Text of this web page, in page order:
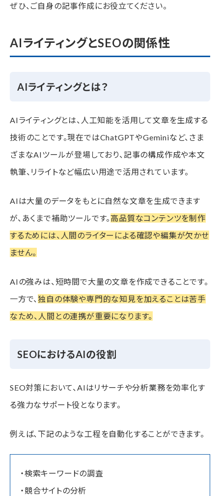
③リライトテンプレート
AI生成文のコピペは避ける
まとめ
AI時代のSEOは「AI活用＋人間の価値」が重要
ぜひ、ご自身の記事作成にお役立てください。
AIライティングとSEOの関係性
AIライティングとは？
AIライティングとは、人工知能を活用して文章を生成する
技術のことです。現在ではChatGPTやGeminiなど、さま
ざまなAIツールが登場しており、記事の構成作成や本文
執筆、リライトなど幅広い用途で活用されています。
AIは大量のデータをもとに自然な文章を生成できます
が、あくまで補助ツールです。高品質なコンテンツを制作
するためには、人間のライターによる確認や編集が欠かせ
ません。
AIの強みは、短時間で大量の文章を作成できることです。
一方で、 独自の体験や専門的な知見を加えることは苦手
なため、人間との連携が重要になります。
SEOにおけるAIの役割
SEO対策において、AIはリサーチや分析業務を効率化す
る強力なサポート役となります。
例えば、下記のような工程を自動化することができます。
・検索キーワードの調査
・競合サイトの分析